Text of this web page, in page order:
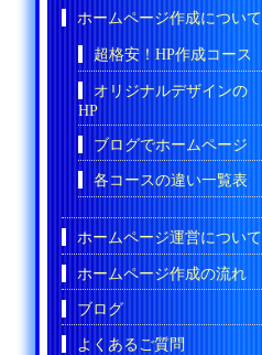
ホームページ作成について
超格安！HP作成コース
オリジナルデザインの
HP
ブログでホームページ
各コースの違い一覧表
ホームページ運営について
ホームページ作成の流れ
ブログ
よくあるご質問